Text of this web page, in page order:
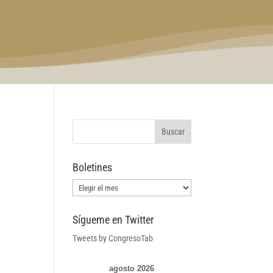
Boletines
Boletines
Sígueme en Twitter
Tweets by CongresoTab
agosto 2026